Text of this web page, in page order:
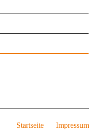
Startseite Impressum